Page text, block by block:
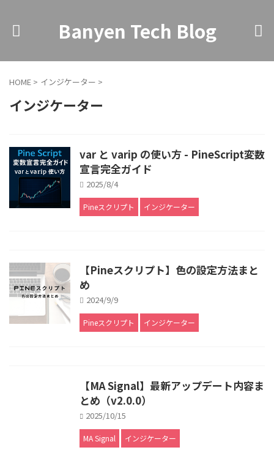
Banyen Tech Blog
HOME > インジケーター >
インジケーター
var と varip の使い方 - PineScript変数
宣言完全ガイド
2025/8/4
Pineスクリプト インジケーター
【Pineスクリプト】色の設定方法まと
め
2024/9/9
Pineスクリプト インジケーター
【MA Signal】最新アップデート内容ま
とめ（v2.0.0）
2025/10/15
MA Signal インジケーター